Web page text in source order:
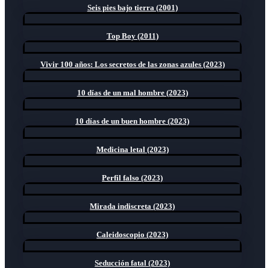
Seis pies bajo tierra (2001)
Top Boy (2011)
Vivir 100 años: Los secretos de las zonas azules (2023)
10 días de un mal hombre (2023)
10 días de un buen hombre (2023)
Medicina letal (2023)
Perfil falso (2023)
Mirada indiscreta (2023)
Caleidoscopio (2023)
Seducción fatal (2023)